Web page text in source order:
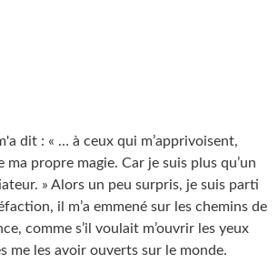
dit : « … à ceux qui m’apprivoisent,
ma propre magie. Car je suis plus qu’un
» Alors un peu surpris, je suis parti
il m’a emmené sur les chemins de
comme s’il voulait m’ouvrir les yeux
me les avoir ouverts sur le monde.